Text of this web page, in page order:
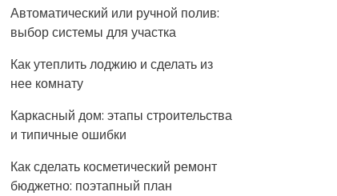
Автоматический или ручной полив:
выбор системы для участка
Как утеплить лоджию и сделать из
нее комнату
Каркасный дом: этапы строительства
и типичные ошибки
Как сделать косметический ремонт
бюджетно: поэтапный план